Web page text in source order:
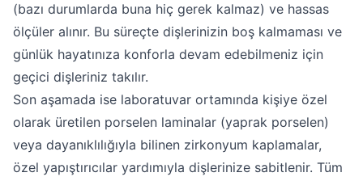
(bazı durumlarda buna hiç gerek kalmaz) ve hassas
ölçüler alınır. Bu süreçte dişlerinizin boş kalmaması ve
günlük hayatınıza konforla devam edebilmeniz için
geçici dişleriniz takılır.
Son aşamada ise laboratuvar ortamında kişiye özel
olarak üretilen porselen laminalar (yaprak porselen)
veya dayanıklılığıyla bilinen zirkonyum kaplamalar,
özel yapıştırıcılar yardımıyla dişlerinize sabitlenir. Tüm